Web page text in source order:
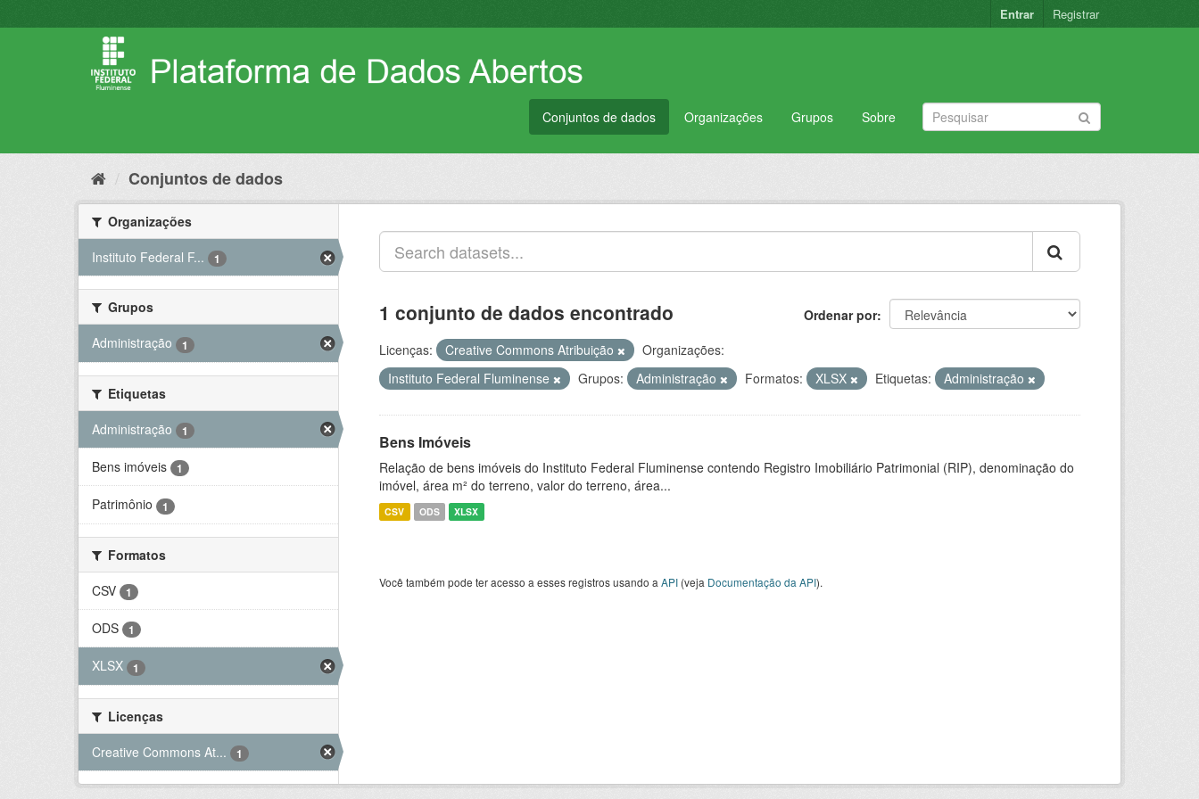
para
Entrar Registrar
Conjuntos de dados Organizações Grupos Sobre
Conjuntos de dados
Organizações
Instituto Federal F...
1
Grupos
Administração
1
Etiquetas
Administração
1
Bens imóveis 1
Patrimônio 1
Formatos
CSV
1
ODS 1
XLSX 1
Licenças
Creative Commons At...
1
Ordenar por
1 conjunto de dados encontrado
Licenças: Creative Commons Atribuição
Organizações:
Instituto Federal Fluminense
Grupos: Administração Formatos: XLSX Etiquetas: Administração
Bens Imóveis
Relação de bens imóveis do Instituto Federal Fluminense contendo Registro Imobiliário Patrimonial (RIP), denominação do
imóvel, área m² do terreno, valor do terreno, área...
CSV ODS XLSX
Você também pode ter acesso a esses registros usando a API (veja Documentação da API).